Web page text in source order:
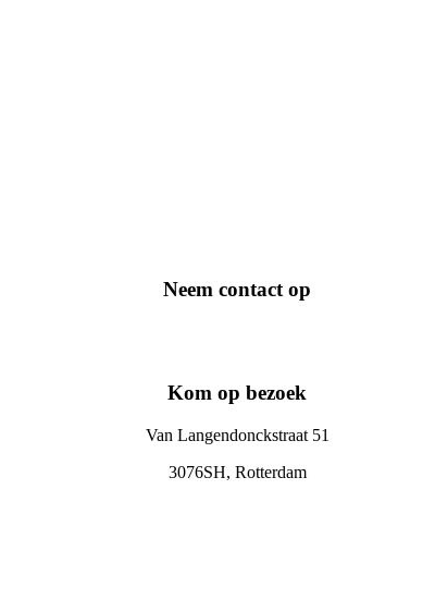
Neem contact op
Kom op bezoek
Van Langendonckstraat 51
3076SH, Rotterdam